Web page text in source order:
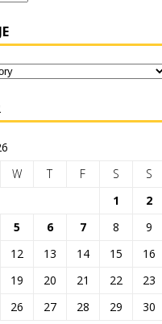
W T F S
S
1
2
5 6 7 8
9
12 13 14 15
16
19 20 21 22
23
26 27 28 29
30